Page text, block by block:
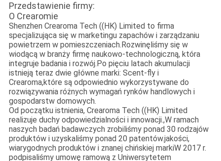
Przedstawienie firmy:
O Crearomie
Shenzhen Crearoma Tech ((HK) Limited to firma
specjalizująca się w marketingu zapachów i zarządzaniu
powietrzem w pomieszczeniach.Rozwinęliśmy się w
wiodącą w branży firmę naukowo-technologiczną, która
integruje badania i rozwój.Po pięciu latach akumulacji
istnieją teraz dwie główne marki: Scent-fly i
Crearoma,które są odpowiednio wykorzystywane do
rozwiązywania różnych wymagań rynków handlowych i
gospodarstw domowych.
Od początku istnienia, Crearoma Tech ((HK) Limited
realizuje duchy odpowiedzialności i innowacji.,W ramach
naszych badań badawczych zrobiliśmy ponad 30 rodzajów
produktów i uzyskaliśmy ponad 20 patentów.jakości,
wiarygodnych produktów i znanej chińskiej markiW 2017 r.
podpisaliśmy umowę ramową z Uniwersytetem